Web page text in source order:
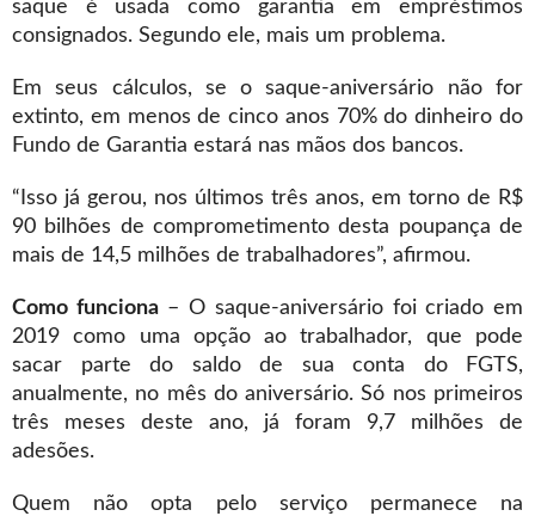
saque é usada como garantia em empréstimos
consignados. Segundo ele, mais um problema.
Em seus cálculos, se o saque-aniversário não for
extinto, em menos de cinco anos 70% do dinheiro do
Fundo de Garantia estará nas mãos dos bancos.
“Isso já gerou, nos últimos três anos, em torno de R$
90 bilhões de comprometimento desta poupança de
mais de 14,5 milhões de trabalhadores”, afirmou.
Como funciona– O saque-aniversário foi criado em
2019 como uma opção ao trabalhador, que pode
sacar parte do saldo de sua conta do FGTS,
anualmente, no mês do aniversário. Só nos primeiros
três meses deste ano, já foram 9,7 milhões de
adesões.
Quem não opta pelo serviço permanece na